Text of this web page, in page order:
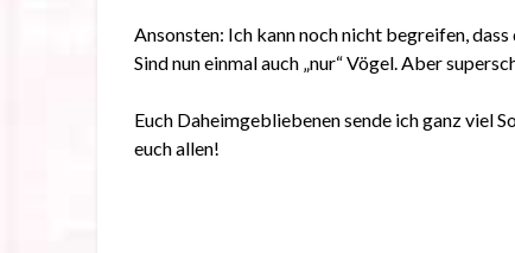
Ansonsten: Ich kann noch nicht begreifen,
Sind nun einmal auch „nur“ Vögel. Aber
Euch Daheimgebliebenen sende ich ganz viel
euch allen!